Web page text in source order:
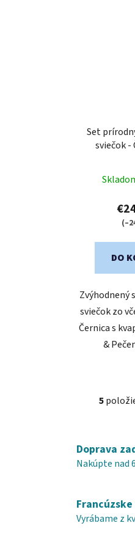
Set
sviečok -
DO
Zvýhodnený
sviečok zo
Černica s
&
5
Doprava
Nakúpte nad
Vyrábame z